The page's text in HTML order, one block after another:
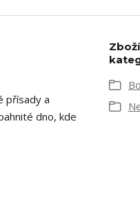
přísady a
dno, kde